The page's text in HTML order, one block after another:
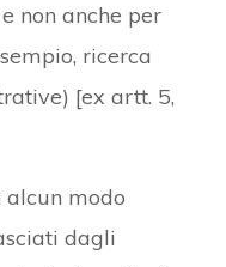
non anche per
ricerca
[ex artt. 5,
alcun modo
dagli